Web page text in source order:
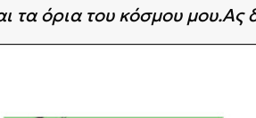
τα όρια του κόσμου μου.Ας